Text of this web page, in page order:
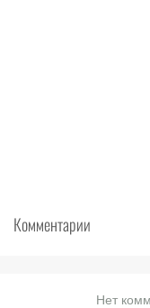
Комментарии
Нет